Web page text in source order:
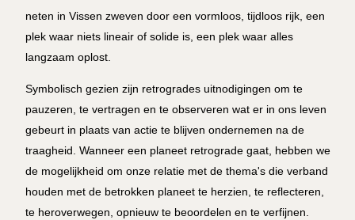
neten in Vissen zweven door een vormloos, tijdloos rijk, een
plek waar niets lineair of solide is, een plek waar alles
langzaam oplost.
Symbolisch gezien zijn retrogrades uitnodigingen om te
pauzeren, te vertragen en te observeren wat er in ons leven
gebeurt in plaats van actie te blijven ondernemen na de
traagheid. Wanneer een planeet retrograde gaat, hebben we
de mogelijkheid om onze relatie met de thema's die verband
houden met de betrokken planeet te herzien, te reflecteren,
te heroverwegen, opnieuw te beoordelen en te verfijnen.